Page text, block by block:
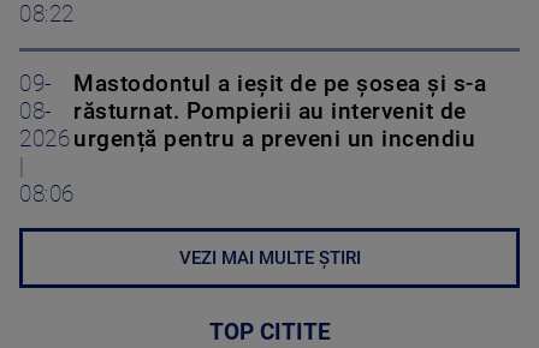
08:22
09-
08-
2026
08:06
Mastodontul a ieșit de pe șosea și s-a
răsturnat. Pompierii au intervenit de
urgență pentru a preveni un incendiu
VEZI MAI MULTE ȘTIRI
TOP CITITE